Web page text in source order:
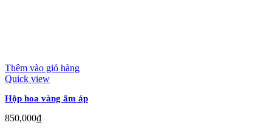
Thêm vào giỏ hàng
Quick view
Hộp hoa vàng ấm áp
850,000₫